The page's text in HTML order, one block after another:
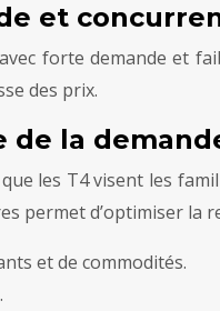
et
forte demande et
des prix.
de la
les T4 visent les
permet d’optimiser la
et de commodités.